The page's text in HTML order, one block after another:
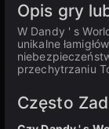
Opis gry
W Dandy ' s
unikalne
przechytrzaniu
Często